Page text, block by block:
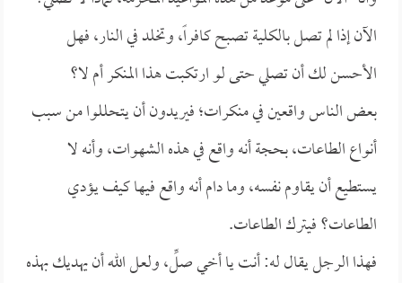
الآن إذا لم تصل بالكلية تصبح كافراً، وتخلد في النار، فهل
الأحسن لك أن تصلي حتى لو ارتكبت هذا المنكر أم لا؟
بعض الناس واقعين في منكرات؛ فيريدون أن يتحللوا من سبب
أنواع الطاعات، بحجة أنه واقع في هذه الشهوات، وأنه لا
يستطيع أن يقاوم نفسه، وما دام أنه واقع فيها كيف يؤدي
الطاعات؟ فيترك الطاعات.
فهذا الرجل يقال له: أنت يا أخي صلِّ، ولعل الله أن يهديك بهذه